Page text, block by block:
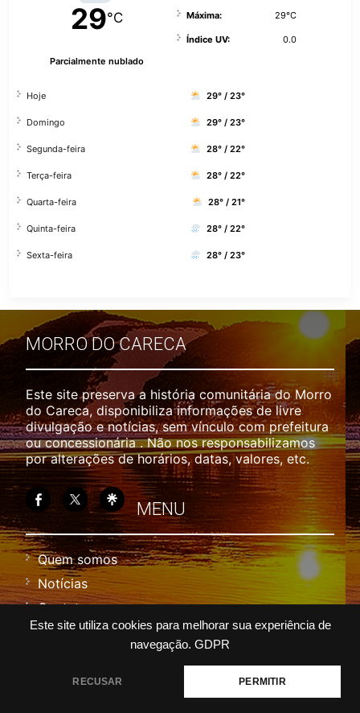
Este site utiliza cookies para melhorar sua experiência de
navegação. GDPR
RECUSAR PERMITIR
29°C
Parcialmente nublado
Máxima: 29°C
Índice UV: 0.0
Hoje 29° / 23°
Domingo 29° / 23°
Segunda-feira 28° / 22°
Terça-feira 28° / 22°
Quarta-feira 28° / 21°
Quinta-feira 28° / 22°
Sexta-feira 28° / 23°
MORRO DO CARECA
Este site preserva a história comunitária do Morro
do Careca, disponibiliza informações de livre
divulgação e notícias, sem vínculo com prefeitura
ou concessionária . Não nos responsabilizamos
por alterações de horários, datas, valores, etc.
MENU
Quem somos
Notícias
Contato
Política